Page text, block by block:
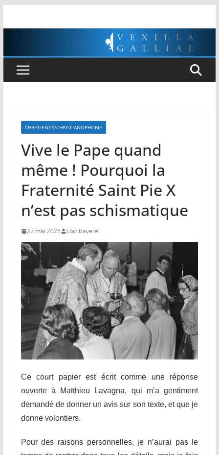
CHRETIENTÉ/CHRISTIANOPHOBIE
Vive le Pape quand
même ! Pourquoi la
Fraternité Saint Pie X
n’est pas schismatique
22 mai 2025 Loïc Baverel
Ce court papier est écrit comme une réponse
ouverte à Matthieu Lavagna, qui m’a gentiment
demandé de donner un avis sur son texte, et que je
donne volontiers.
Pour des raisons personnelles, je n’aurai pas le